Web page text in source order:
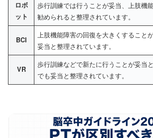
ロボ
ット
歩行訓練では行うことが妥当、上肢機
勧められると整理されています。
BCI
上肢機能障害の回復を大きくすること
妥当と整理されています。
VR
歩行訓練などで新たに行うことが妥当
でも妥当と整理されています。